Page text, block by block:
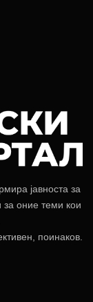
јавноста за
за оние теми кои
поинаков.